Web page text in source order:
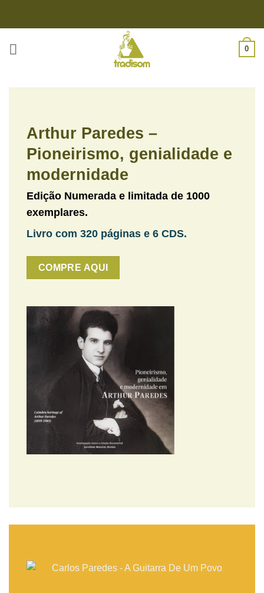
0
Arthur Paredes –
Pioneirismo, genialidade e
modernidade
Edição Numerada e limitada de 1000
exemplares.
Livro com 320 páginas e 6 CDS.
COMPRE AQUI